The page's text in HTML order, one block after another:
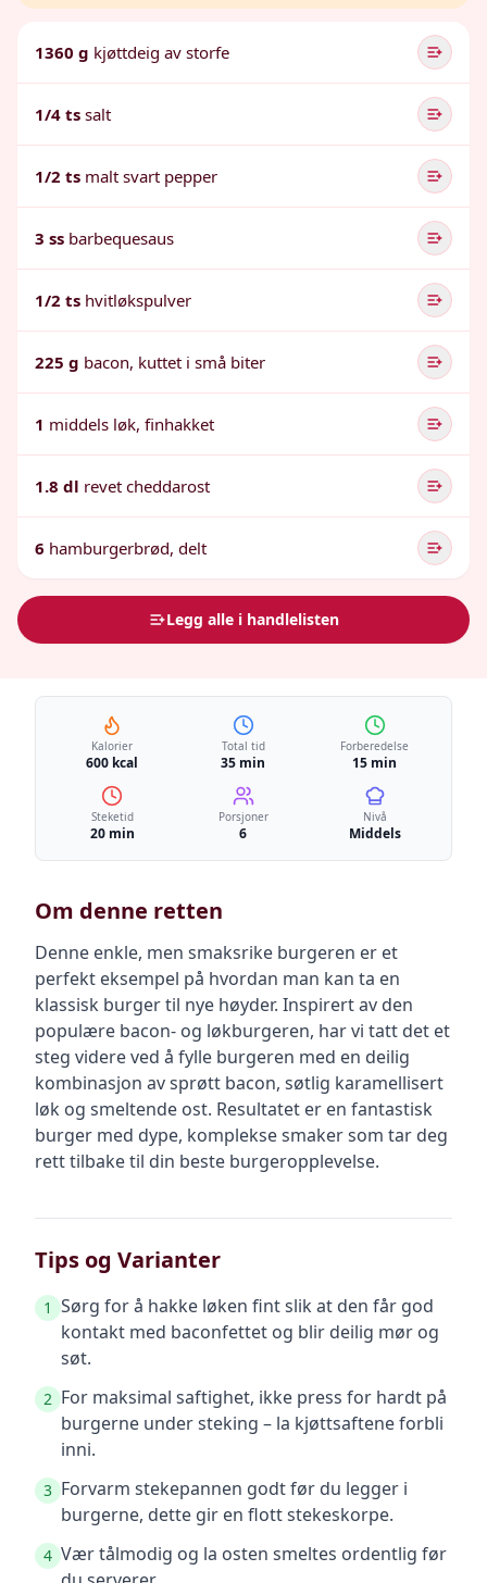
1360 g kjøttdeig av storfe
1/4 ts salt
1/2 ts malt svart pepper
3 ss barbequesaus
1/2 ts hvitløkspulver
225 g bacon, kuttet i små biter
1 middels løk, finhakket
1.8 dl revet cheddarost
6 hamburgerbrød, delt
Legg alle i handlelisten
Kalorier
600 kcal
Total tid
35 min
Forberedelse
15 min
Steketid
20 min
Porsjoner
6
Nivå
Middels
Om denne retten
Denne enkle, men smaksrike burgeren er et
perfekt eksempel på hvordan man kan ta en
klassisk burger til nye høyder. Inspirert av den
populære bacon- og løkburgeren, har vi tatt det et
steg videre ved å fylle burgeren med en deilig
kombinasjon av sprøtt bacon, søtlig karamellisert
løk og smeltende ost. Resultatet er en fantastisk
burger med dype, komplekse smaker som tar deg
rett tilbake til din beste burgeropplevelse.
Tips og Varianter
1 Sørg for å hakke løken fint slik at den får god
kontakt med baconfettet og blir deilig mør og
søt.
2 For maksimal saftighet, ikke press for hardt på
burgerne under steking – la kjøttsaftene forbli
inni.
3 Forvarm stekepannen godt før du legger i
burgerne, dette gir en flott stekeskorpe.
4 Vær tålmodig og la osten smeltes ordentlig før